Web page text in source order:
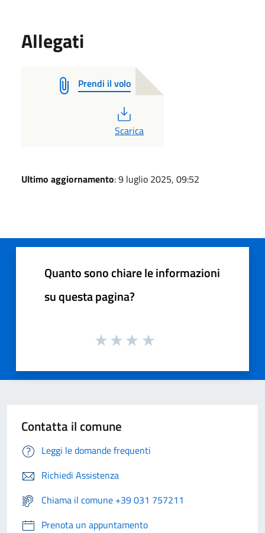
Allegati
Prendi il volo
PDF
Scarica
Ultimo aggiornamento: 9 luglio 2025, 09:52
Quanto sono chiare le informazioni
su questa pagina?
Contatta il comune
Leggi le domande frequenti
Richiedi Assistenza
Chiama il comune +39 031 757211
Prenota un appuntamento